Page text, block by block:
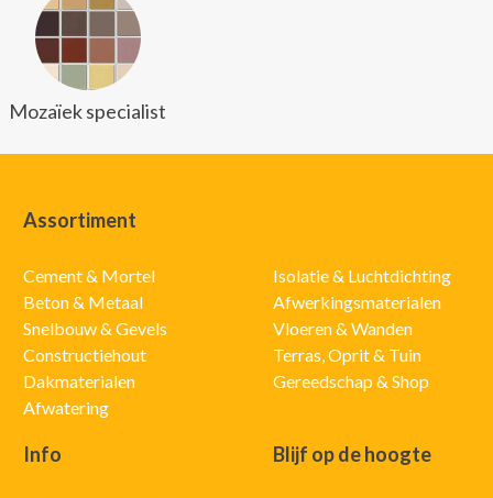
Mozaïek specialist
Assortiment
Cement & Mortel
Beton & Metaal
Snelbouw & Gevels
Constructiehout
Dakmaterialen
Afwatering
Isolatie & Luchtdichting
Afwerkingsmaterialen
Vloeren & Wanden
Terras, Oprit & Tuin
Gereedschap & Shop
Info Blijf op de hoogte